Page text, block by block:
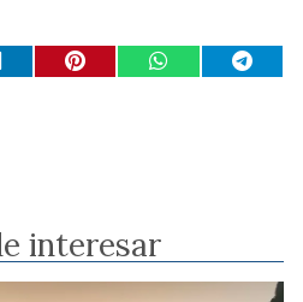
interesar